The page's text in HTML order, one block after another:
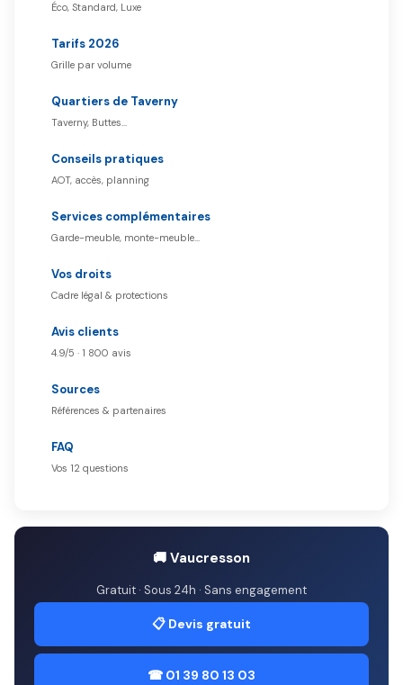
Éco, Standard, Luxe
Tarifs 2026
Grille par volume
Quartiers de Taverny
Taverny, Buttes…
Conseils pratiques
AOT, accès, planning
Services complémentaires
Garde-meuble, monte-meuble…
Vos droits
Cadre légal & protections
Avis clients
4.9/5 · 1 800 avis
Sources
Références & partenaires
FAQ
Vos 12 questions
🚚 Vaucresson
Gratuit · Sous 24h · Sans engagement
📋 Devis gratuit
☎ 01 39 80 13 03